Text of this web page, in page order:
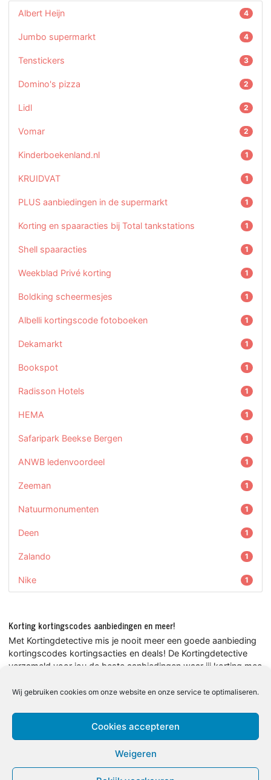
Wij gebruiken cookies om onze website en onze service te optimaliseren.
Cookies accepteren
Weigeren
Albert Heijn 4
Jumbo supermarkt 4
Tenstickers 3
Domino's pizza 2
Lidl 2
Vomar 2
Kinderboekenland.nl 1
KRUIDVAT 1
PLUS aanbiedingen in de supermarkt 1
Korting en spaaracties bij Total tankstations 1
Shell spaaracties 1
Weekblad Privé korting 1
Boldking scheermesjes 1
Albelli kortingscode fotoboeken 1
Dekamarkt 1
Bookspot 1
Radisson Hotels 1
HEMA 1
Safaripark Beekse Bergen 1
ANWB ledenvoordeel 1
Zeeman 1
Natuurmonumenten 1
Deen 1
Zalando 1
Nike 1
Korting kortingscodes aanbiedingen en meer!
Met Kortingdetective mis je nooit meer een goede aanbieding
kortingscodes kortingsacties en deals! De Kortingdetective
verzameld voor jou de beste aanbiedingen waar jij korting mee
Kortingdetective! Ik speur voor jou naar de beste aanbiedingen
En wil je nou meer weten over alle spaaracties in de
supermarkt of andere winkels? Bezoek dan